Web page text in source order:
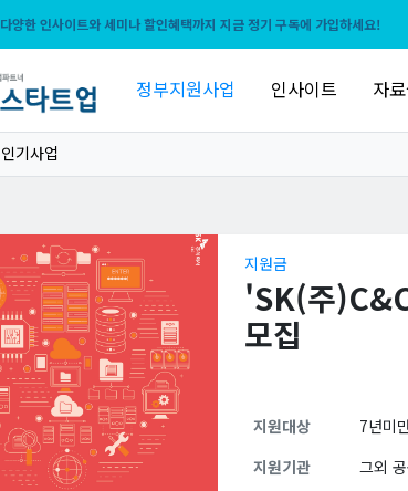
다양한 인사이트와 세미나 할인혜택까지 지금 정기 구독에 가입하세요!
정부지원사업 인사이트 자
인기사업
지원금
'SK(주
모집
지원대상
7년미
지원기관
그외